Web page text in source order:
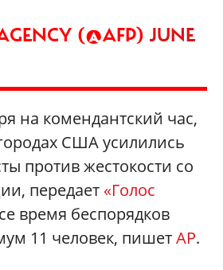
(@AFP) JUNE
на комендантский час,
США усилились
против жестокости со
передает «Голос
время беспорядков
11 человек, пишетAP.